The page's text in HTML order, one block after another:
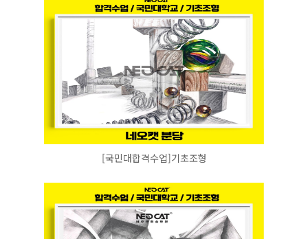
[국민대합격수업]기초조형